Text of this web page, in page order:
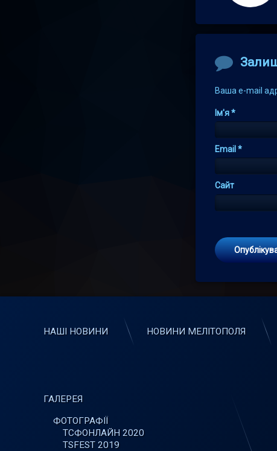
Comments
Ваша e-mail
Ім'я*
Email *
Сайт
НАШІ НОВИНИ НОВИНИ МЕЛІТОПОЛЯ
ГАЛЕРЕЯ
ФОТОГРАФІЇ
ТСФОНЛАЙН 2020
TSFEST 2019